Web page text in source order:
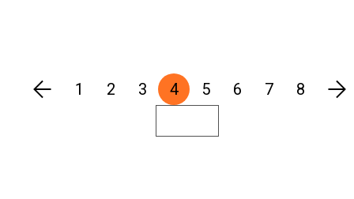
1 2 3 4 5 6 7 8